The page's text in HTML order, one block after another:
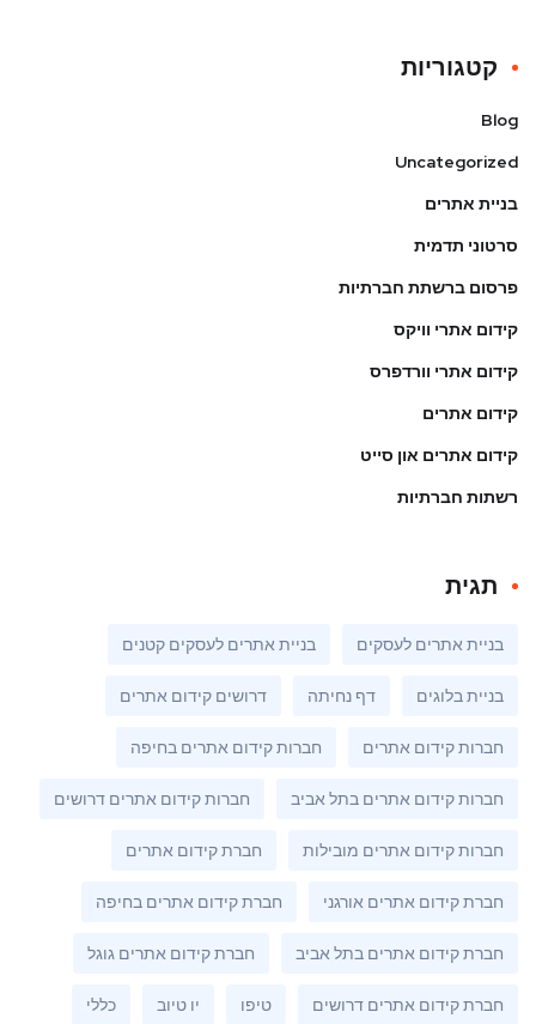
קטגוריות
Blog
Uncategorized
בניית אתרים
סרטוני תדמית
פרסום ברשתת חברתיות
קידום אתרי וויקס
קידום אתרי וורדפרס
קידום אתרים
קידום אתרים און סייט
רשתות חברתיות
תגית
בניית אתרים לעסקים בניית אתרים לעסקים קטנים
בניית בלוגים דף נחיתה דרושים קידום אתרים
חברות קידום אתרים חברות קידום אתרים בחיפה
חברות קידום אתרים בתל אביב חברות קידום אתרים דרושים
חברות קידום אתרים מובילות חברת קידום אתרים
חברת קידום אתרים אורגני חברת קידום אתרים בחיפה
חברת קידום אתרים בתל אביב חברת קידום אתרים גוגל
חברת קידום אתרים דרושים טיפו יו טיוב כללי